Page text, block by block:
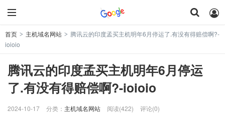
首页 > 主机域名网站 > 腾讯云的印度孟买主机明年6月停运了.有没有得赔偿啊?-
ioioio
腾讯云的印度孟买主机明年6月停运
了.有没有得赔偿啊?-ioioio
2024-10-17 分类： 主机域名网站 阅读(422) 评论(0)